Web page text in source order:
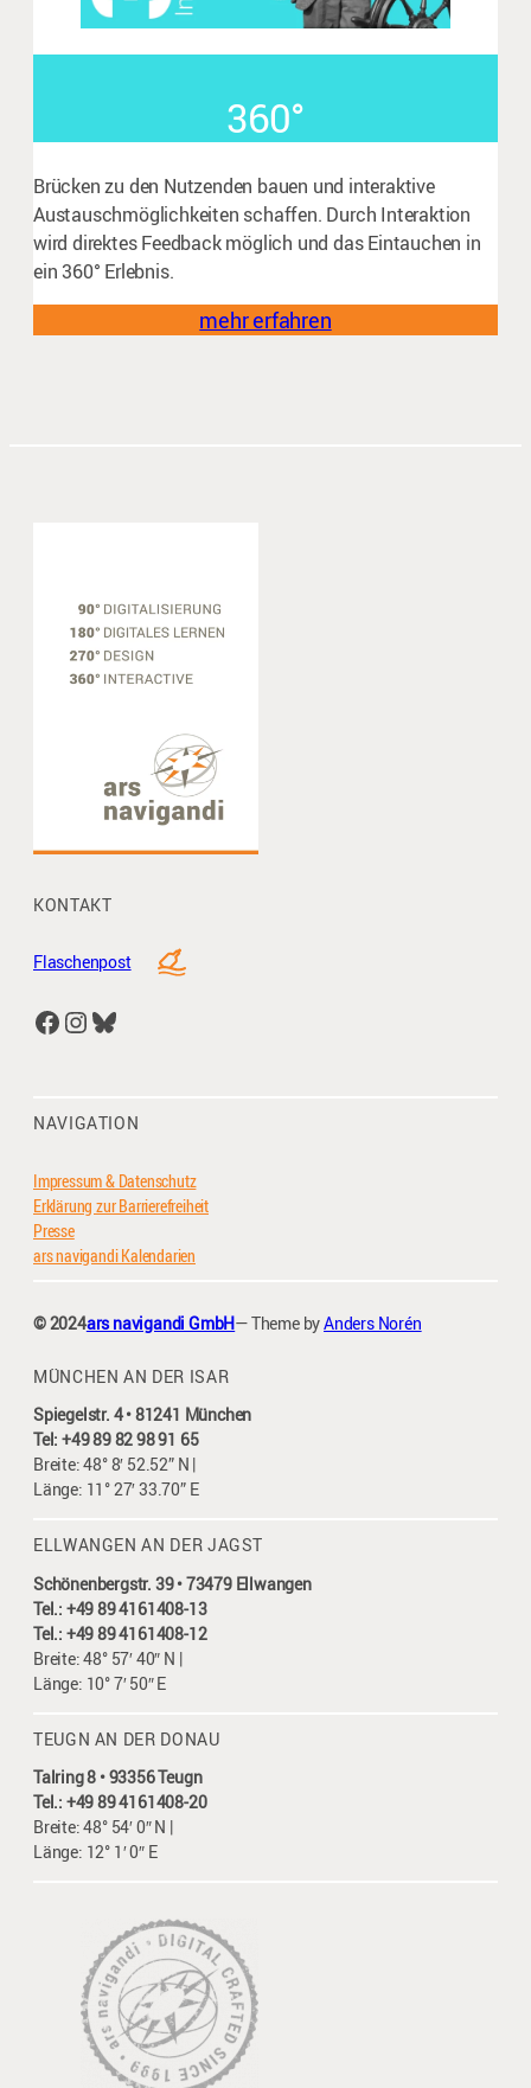
360°
Brücken zu den Nutzenden bauen und interaktive
Austauschmöglichkeiten schaffen. Durch Interaktion
wird direktes Feedback möglich und das Eintauchen in
ein 360° Erlebnis.
mehr erfahren
KONTAKT
Flaschenpost
Facebook InstagramBluesky
NAVIGATION
Impressum & Datenschutz
Erklärung zur Barrierefreiheit
Presse
ars navigandi Kalendarien
© 2024ars navigandi GmbH— Theme byAnders Norén
MÜNCHEN AN DER ISAR
Spiegelstr. 4 • 81241 München
Tel: +49 89 82 98 91 65
Breite: 48° 8′ 52.52” N |
Länge: 11° 27′ 33.70” E
ELLWANGEN AN DER JAGST
Schönenbergstr. 39 • 73479 Ellwangen
Tel.: +49 89 4161408-13
Tel.: +49 89 4161408-12
Breite: 48° 57′ 40″ N |
Länge: 10° 7′ 50″ E
TEUGN AN DER DONAU
Talring 8 • 93356 Teugn
Tel.: +49 89 4161408-20
Breite: 48° 54′ 0″ N |
Länge: 12° 1′ 0″ E